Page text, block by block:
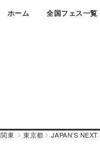
ホーム 全国フェス一覧
関東 東京都 JAPAN’S